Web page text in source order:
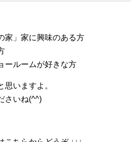
家」家に興味のある方
ールームが好きな方
思いますよ。
さいね(^^)